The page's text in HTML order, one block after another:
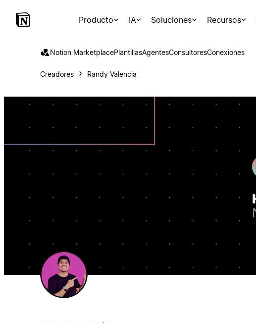
Producto IA Soluciones Recursos
Notion MarketplacePlantillasAgentesConsultoresConexiones
Creadores Randy Valencia